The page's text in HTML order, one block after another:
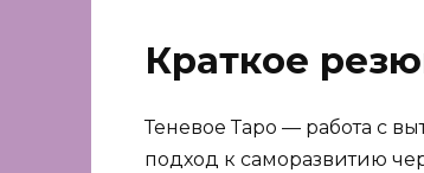
Краткое
Теневое Таро — работа с
подход к саморазвитию